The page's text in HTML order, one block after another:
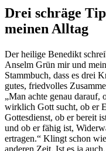
Drei schräge
meinen Alltag
Der heilige Benedikt
Anselm Grün mir und
Stammbuch, dass es drei
gutes, friedvolles
„Man achte genau darauf,
wirklich Gott sucht, ob er
Gottesdienst, ob er bereit
und ob er fähig ist,
ertragen.“ Klingt schon